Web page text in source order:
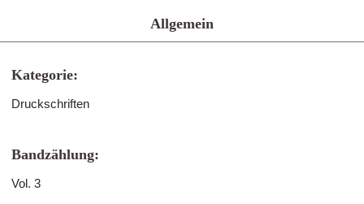
Allgemein
Kategorie:
Druckschriften
Bandzählung:
Vol. 3